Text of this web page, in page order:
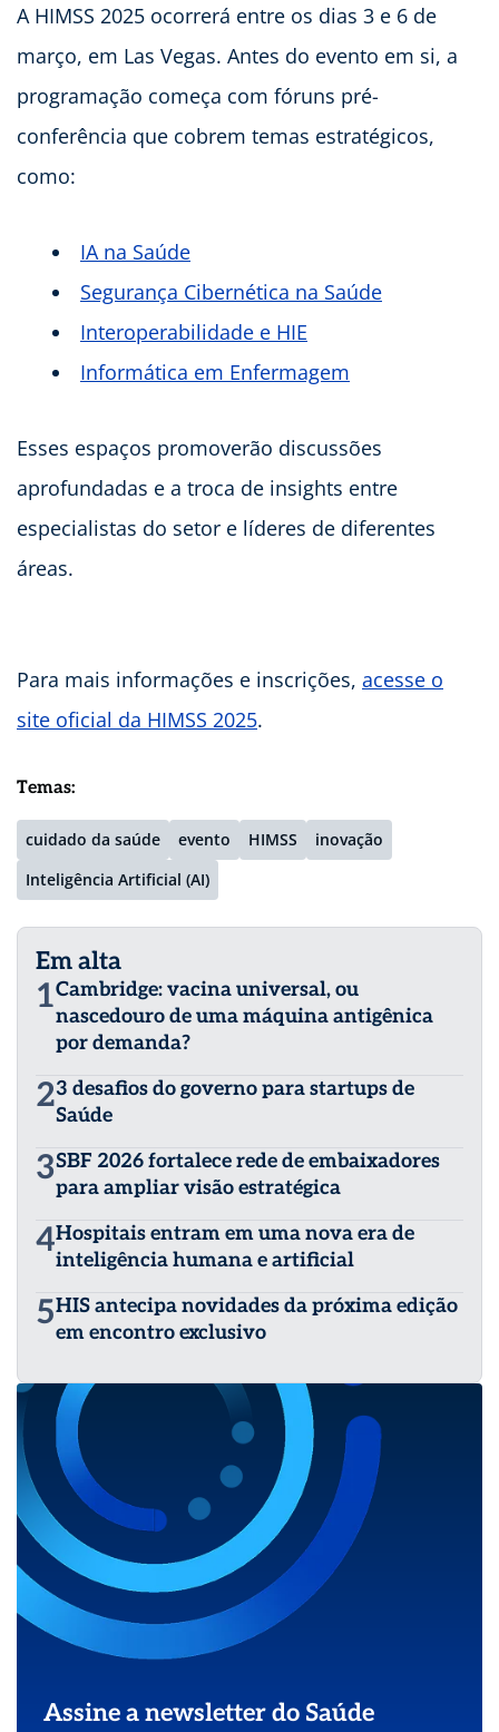
A HIMSS 2025 ocorrerá entre os dias 3 e 6 de
março, em Las Vegas. Antes do evento em si, a
programação começa com fóruns pré-
conferência que cobrem temas estratégicos,
como:
IA na Saúde
Segurança Cibernética na Saúde
Interoperabilidade e HIE
Informática em Enfermagem
Esses espaços promoverão discussões
aprofundadas e a troca de insights entre
especialistas do setor e líderes de diferentes
áreas.
Para mais informações e inscrições, acesse o
site oficial da HIMSS 2025.
Temas:
cuidado da saúde evento HIMSS
inovação
Inteligência Artificial (AI)
Em alta
1Cambridge: vacina universal, ou
nascedouro de uma máquina antigênica
por demanda?
23 desafios do governo para startups de
Saúde
3SBF 2026 fortalece rede de embaixadores
para ampliar visão estratégica
4Hospitais entram em uma nova era de
inteligência humana e artificial
5HIS antecipa novidades da próxima edição
em encontro exclusivo
Assine a newsletter do Saúde